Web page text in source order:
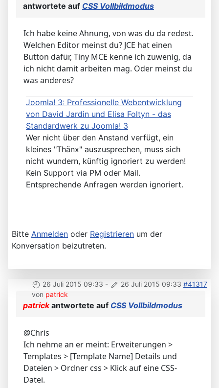
antwortete auf CSS Vollbildmodus
Ich habe keine Ahnung, von was du da redest.
Welchen Editor meinst du? JCE hat einen
Button dafür, Tiny MCE kenne ich zuwenig, da
ich nicht damit arbeiten mag. Oder meinst du
was anderes?
Joomla! 3: Professionelle Webentwicklung
von David Jardin und Elisa Foltyn - das
Standardwerk zu Joomla! 3
Wer nicht über den Anstand verfügt, ein
kleines "Thänx" auszusprechen, muss sich
nicht wundern, künftig ignoriert zu werden!
Kein Support via PM oder Mail.
Entsprechende Anfragen werden ignoriert.
Bitte Anmelden oder Registrieren um der
Konversation beizutreten.
26 Juli 2015 09:33 - 26 Juli 2015 09:33 #41317
von patrick
patrickantwortete auf CSS Vollbildmodus
@Chris
Ich nehme an er meint: Erweiterungen >
Templates > [Template Name] Details und
Dateien > Ordner css > Klick auf eine CSS-
Datei.